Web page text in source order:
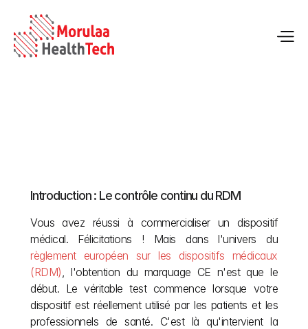
12 mai 2026
Introduction : Le contrôle continu du RDM
Vous avez réussi à commercialiser un dispositif
médical. Félicitations ! Mais dans l'univers du
règlement européen sur les dispositifs médicaux
(RDM), l'obtention du marquage CE n'est que le
début. Le véritable test commence lorsque votre
dispositif est réellement utilisé par les patients et les
professionnels de santé. C'est là qu'intervient la